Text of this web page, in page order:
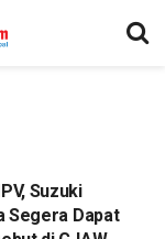
Suzuki
Segera Dapat